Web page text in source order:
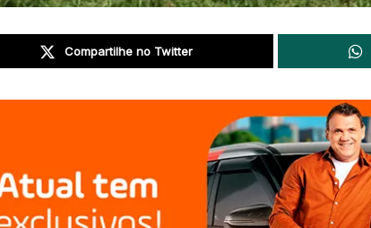
Compartilhe no Twitter